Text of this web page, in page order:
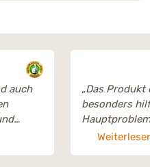
auch
„Das
besonders
werden